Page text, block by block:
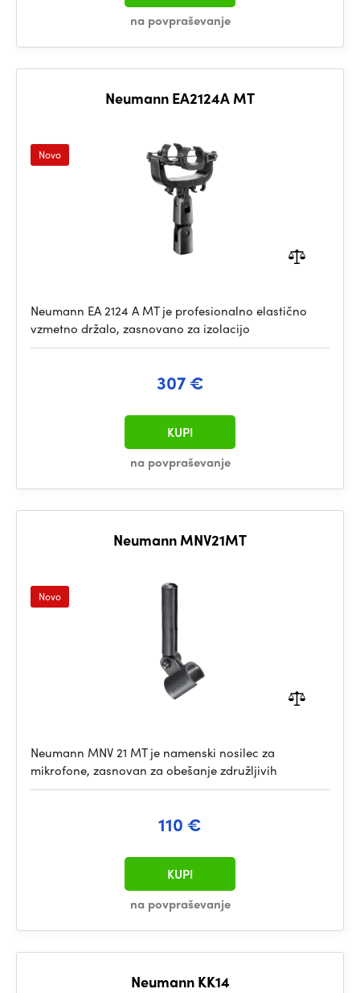
na povpraševanje
Neumann EA2124A MT
Novo
Neumann EA 2124 A MT je profesionalno elastično
vzmetno držalo, zasnovano za izolacijo
307 €
na povpraševanje
KUPI
Neumann MNV21MT
Novo
Neumann MNV 21 MT je namenski nosilec za
mikrofone, zasnovan za obešanje združljivih
110 €
na povpraševanje
KUPI
Neumann KK14